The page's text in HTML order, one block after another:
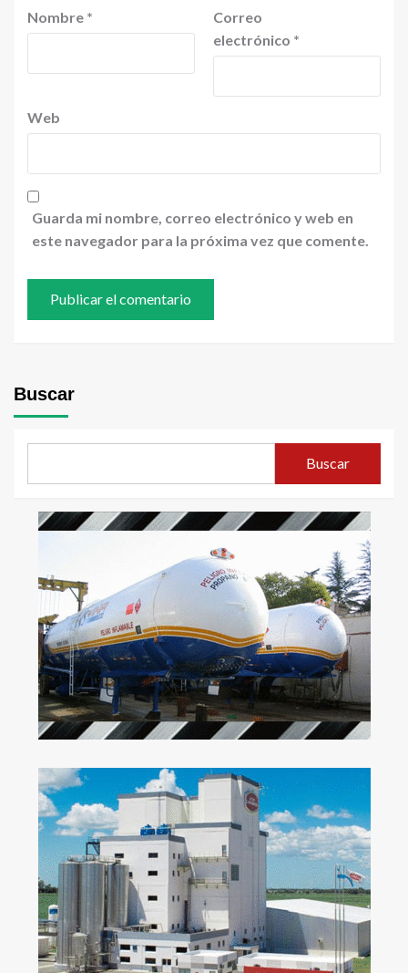
Nombre *
Correo
electrónico *
Web
Guarda mi nombre, correo electrónico y web en
este navegador para la próxima vez que comente.
Buscar
Buscar